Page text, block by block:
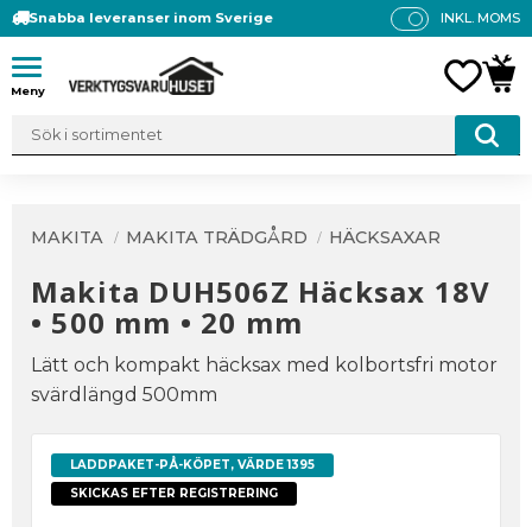
Meny
Snabba leveranser inom Sverige
P
A
INKL. MOMS
MAKITA MAKITA TRÄDGÅRD HÄCKSAXAR
Makita DUH506Z Häcksax 18V
• 500 mm • 20 mm
Lätt och kompakt häcksax med kolbortsfri motor
svärdlängd 500mm
LADDPAKET-PÅ-KÖPET, VÄRDE 1395
SKICKAS EFTER REGISTRERING